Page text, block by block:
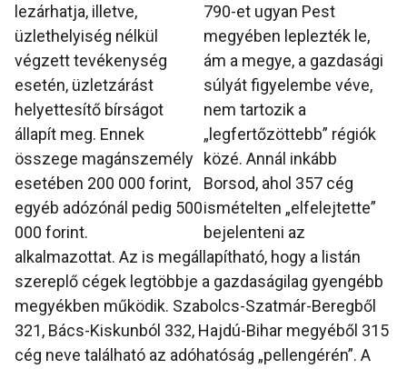
lezárhatja, illetve,
üzlethelyiség nélkül
végzett tevékenység
esetén, üzletzárást
helyettesítő bírságot
állapít meg. Ennek
összege magánszemély
esetében 200 000 forint,
egyéb adózónál pedig 500
000 forint.
790-et ugyan Pest
megyében leplezték le,
ám a megye, a gazdasági
súlyát figyelembe véve,
nem tartozik a
„legfertőzöttebb” régiók
közé. Annál inkább
Borsod, ahol 357 cég
ismételten „elfelejtette”
bejelenteni az
alkalmazottat. Az is megállapítható, hogy a listán
szereplő cégek legtöbbje a gazdaságilag gyengébb
megyékben működik. Szabolcs-Szatmár-Beregből
321, Bács-Kiskunból 332, Hajdú-Bihar megyéből 315
cég neve található az adóhatóság „pellengérén”. A